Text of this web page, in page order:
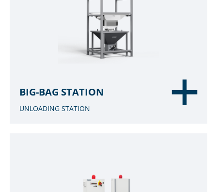
BIG-BAG STATION
UNLOADING STATION